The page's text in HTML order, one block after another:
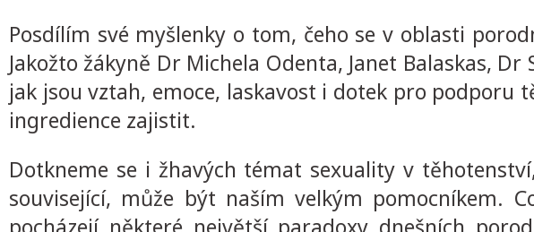
Posdílím své myšlenky o tom, čeho se v oblasti
Jakožto žákyně Dr Michela Odenta, Janet Balaskas,
jak jsou vztah, emoce, laskavost i dotek pro podporu
ingredience zajistit.
Dotkneme se i žhavých témat sexuality v
související, může být naším velkým pomocníkem.